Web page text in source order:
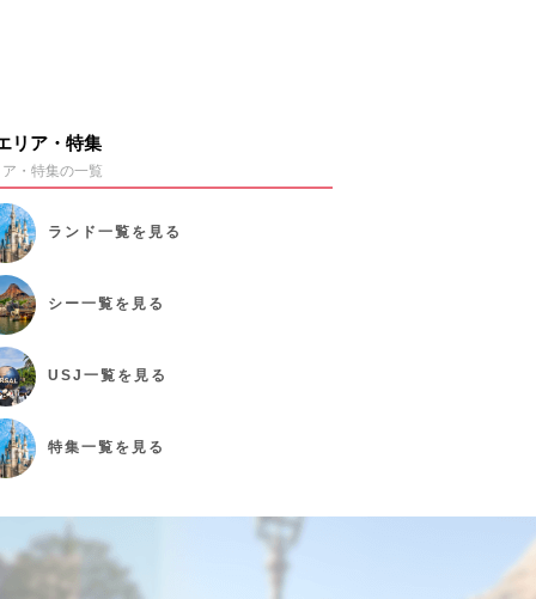
リア・特集
・特集の一覧
ランド 一覧を見る
シー一覧を見る
USJ 一覧を見る
特集一覧を見る